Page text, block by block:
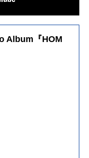
Album『HOM